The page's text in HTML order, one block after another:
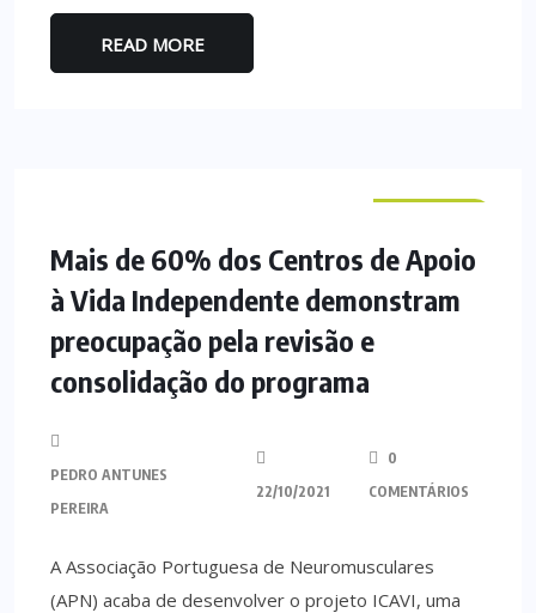
READ MORE
Mais de 60% dos Centros de Apoio
à Vida Independente demonstram
preocupação pela revisão e
consolidação do programa
PEDRO ANTUNES
PEREIRA
22/10/2021
0
COMENTÁRIOS
A Associação Portuguesa de Neuromusculares
(APN) acaba de desenvolver o projeto ICAVI, uma